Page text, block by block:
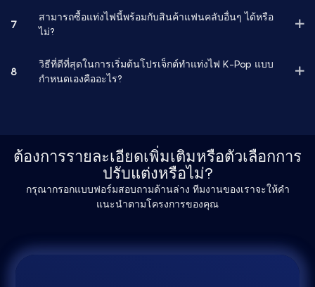
7
สามารถซื้อแท่งไฟนี้พร้อมกับสินค้าแฟนคลับอื่นๆ ได้หรือ
ไม่?
8
วิธีที่ดีที่สุดในการเริ่มต้นโปรเจ็กต์ทำแท่งไฟ K-Pop แบบ
กำหนดเองคืออะไร?
ต้องการรายละเอียดเพิ่มเติมหรือตัวเลือกการ
ปรับแต่งหรือไม่?
กรุณากรอกแบบฟอร์มสอบถามด้านล่าง ทีมงานของเราจะให้คำ
แนะนำตามโครงการของคุณ